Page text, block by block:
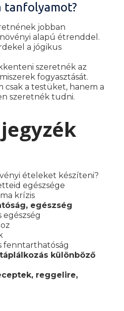
tanfolyamot?
jobban
alapú étrenddel.
a jógikus
szeretnék az
fogyasztását.
csak a testüket, hanem a
szeretnék tudni.
ételeket készíteni?
egészsége
krízis
egészség
egészség
fenntarthatóság
különböző
reggelire,